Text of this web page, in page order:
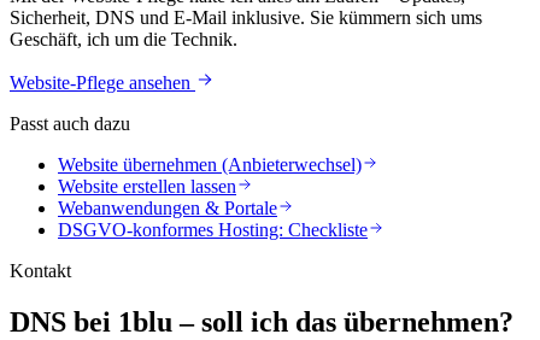
Sicherheit, DNS und E-Mail inklusive. Sie kümmern sich ums
Geschäft, ich um die Technik.
Website-Pflege ansehen
Passt auch dazu
Website übernehmen (Anbieterwechsel)
Website erstellen lassen
Webanwendungen & Portale
DSGVO-konformes Hosting: Checkliste
Kontakt
DNS bei 1blu – soll ich das übernehmen?